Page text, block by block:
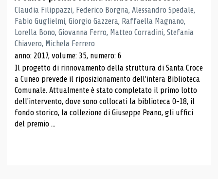
Claudia Filippazzi, Federico Borgna, Alessandro Spedale,
Fabio Guglielmi, Giorgio Gazzera, Raffaella Magnano,
Lorella Bono, Giovanna Ferro, Matteo Corradini, Stefania
Chiavero, Michela Ferrero
anno: 2017, volume: 35, numero: 6
Il progetto di rinnovamento della struttura di Santa Croce
a Cuneo prevede il riposizionamento dell'intera Biblioteca
Comunale. Attualmente è stato completato il primo lotto
dell'intervento, dove sono collocati la biblioteca 0-18, il
fondo storico, la collezione di Giuseppe Peano, gli uffici
del premio ...